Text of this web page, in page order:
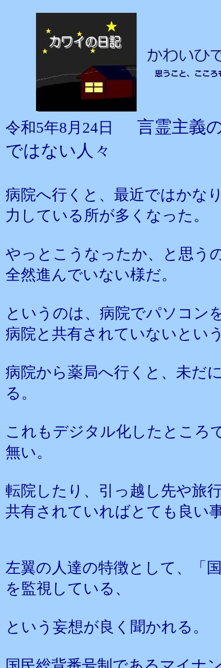
令和5年8月24日
言霊主義
ではない人々
病院へ行くと、最近ではかな
力している所が多くなった。
やっとこうなったか、と思う
全然進んでいない様だ。
というのは、病院でパソコン
病院と共有されていないとい
病院から薬局へ行くと、未だ
る。
これもデジタル化したところ
無い。
転院したり、引っ越し先や旅
共有されていればとても良い
左翼の人達の特徴として、「
を監視している、
という妄想が良く聞かれる。